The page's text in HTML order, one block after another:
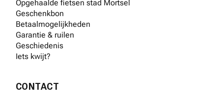
Opgehaalde fietsen stad Mortsel
Geschenkbon
Betaalmogelijkheden
Garantie & ruilen
Geschiedenis
Iets kwijt?
CONTACT